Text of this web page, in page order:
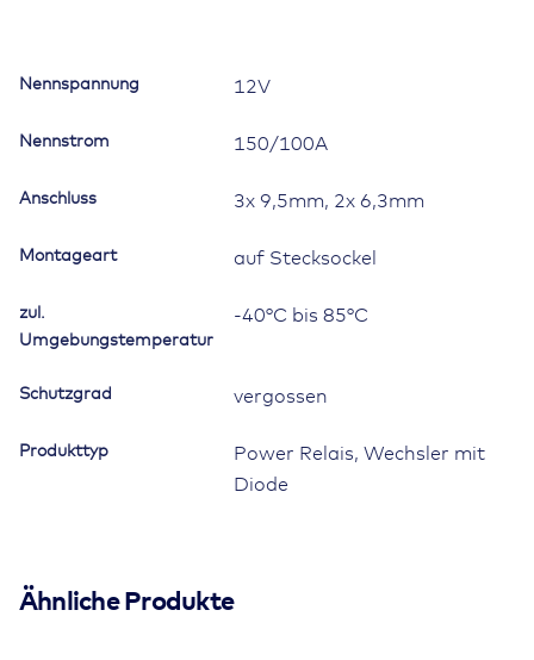
Menge
Nennspannung 12V
Nennstrom 150/100A
Anschluss 3x 9,5mm, 2x 6,3mm
Montageart auf Stecksockel
zul.
Umgebungstemperatur
-40°C bis 85°C
Schutzgrad vergossen
Produkttyp
Power Relais, Wechsler mit
Diode
Ähnliche Produkte